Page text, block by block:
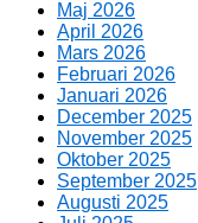
Maj 2026
April 2026
Mars 2026
Februari 2026
Januari 2026
December 2025
November 2025
Oktober 2025
September 2025
Augusti 2025